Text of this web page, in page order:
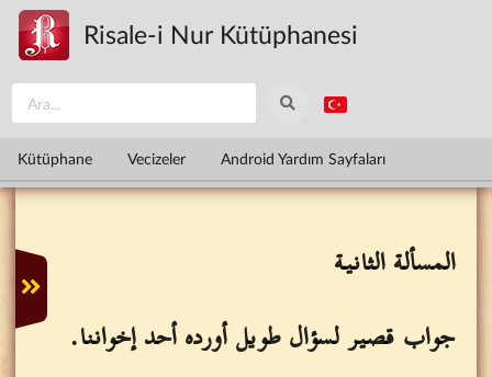
Ana içeriğe atla
Risale-i Nur Kütüphanesi
Kütüphane Vecizeler Android Yardım Sayfaları
المسألة الثانية
جواب قصير لسؤال طويل أورده أحد إخواننا.